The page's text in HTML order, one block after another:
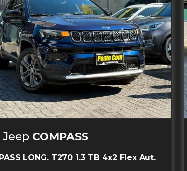
Jeep COMPASS
LONG. T270 1.3 TB 4x2 Flex Aut.